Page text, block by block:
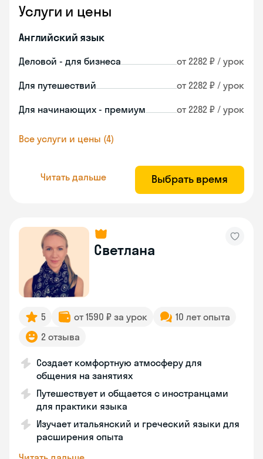
Услуги и цены
Английский язык
Деловой - для бизнеса от 2282 ₽ / урок
Для путешествий от 2282 ₽ / урок
Для начинающих - премиум от 2282 ₽ / урок
Все услуги и цены (4)
Читать дальше Выбрать время
Светлана
5 от 1590 ₽ за урок
10 лет опыта
2 отзыва
Создает комфортную атмосферу для
общения на занятиях
Путешествует и общается с иностранцами
для практики языка
Изучает итальянский и греческий языки для
расширения опыта